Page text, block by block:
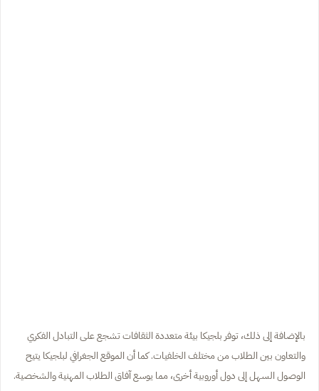
بالإضافة إلى ذلك، توفر بلجيكا بيئة متعددة الثقافات تشجع على التبادل الفكري
والتعاون بين الطلاب من مختلف الخلفيات. كما أن الموقع الجغرافي لبلجيكا يتيح
الوصول السهل إلى دول أوروبية أخرى، مما يوسع آفاق الطلاب المهنية والشخصية.